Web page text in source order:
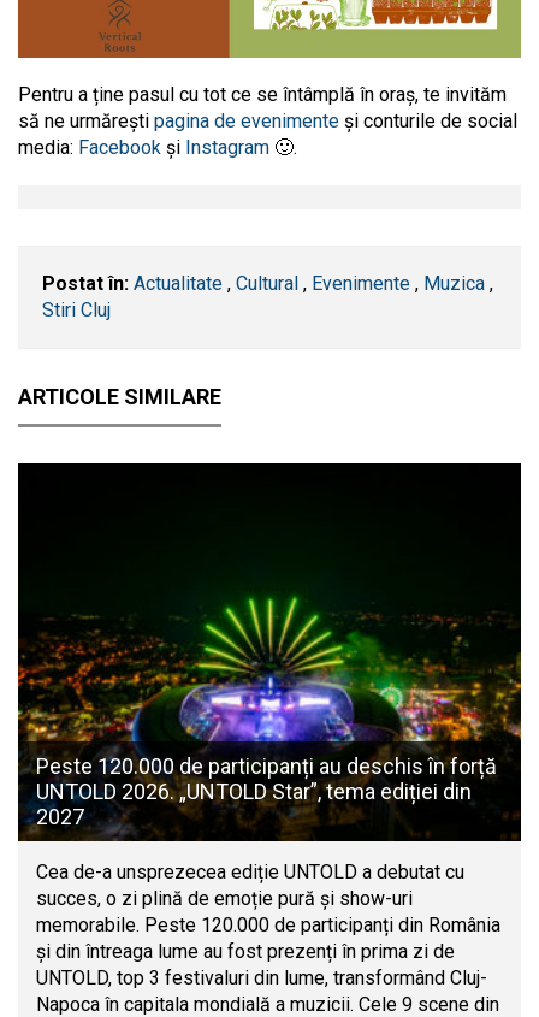
Pentru a ține pasul cu tot ce se întâmplă în oraș, te invităm
să ne urmărești pagina de evenimente și conturile de social
media: Facebook și Instagram 🙂.
Postat în: Actualitate , Cultural , Evenimente , Muzica ,
Stiri Cluj
ARTICOLE SIMILARE
Peste 120.000 de participanți au deschis în forță
UNTOLD 2026. „UNTOLD Star”, tema ediției din
2027
Cea de-a unsprezecea ediție UNTOLD a debutat cu
succes, o zi plină de emoție pură și show-uri
memorabile. Peste 120.000 de participanți din România
și din întreaga lume au fost prezenți în prima zi de
UNTOLD, top 3 festivaluri din lume, transformând Cluj-
Napoca în capitala mondială a muzicii. Cele 9 scene din